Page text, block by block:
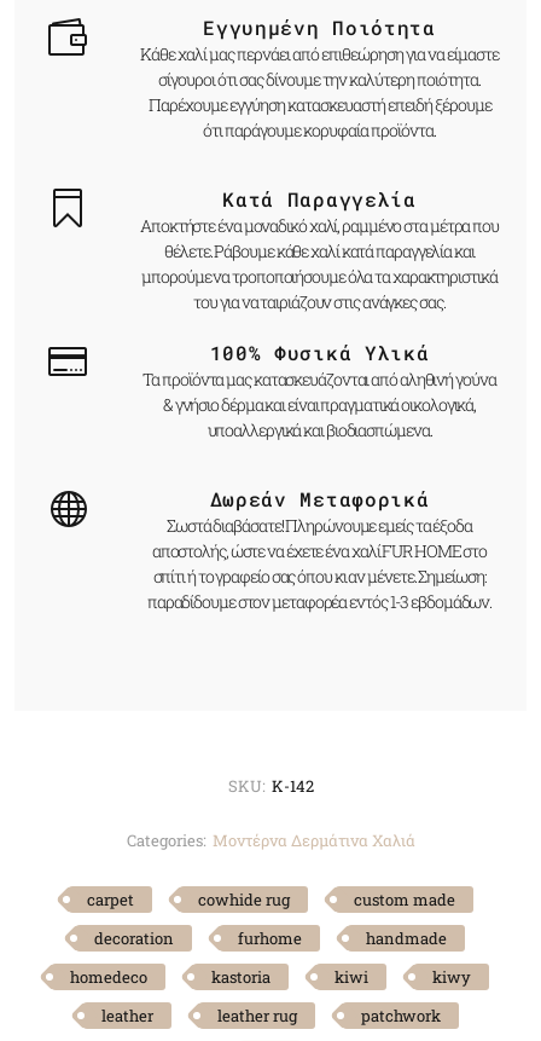
Εγγυημένη Ποιότητα
Κάθε χαλί μας περνάει από επιθεώρηση για να είμαστε
σίγουροι ότι σας δίνουμε την καλύτερη ποιότητα.
Παρέχουμε εγγύηση κατασκευαστή επειδή ξέρουμε
ότι παράγουμε κορυφαία προϊόντα.
Κατά Παραγγελία
Αποκτήστε ένα μοναδικό χαλί, ραμμένο στα μέτρα που
θέλετε. Ράβουμε κάθε χαλί κατά παραγγελία και
μπορούμε να τροποποιήσουμε όλα τα χαρακτηριστικά
του για να ταιριάζουν στις ανάγκες σας.
100% Φυσικά Υλικά
Τα προϊόντα μας κατασκευάζονται από αληθινή γούνα
& γνήσιο δέρμα και είναι πραγματικά οικολογικά,
υποαλλεργικά και βιοδιασπώμενα.
Δωρεάν Μεταφορικά
Σωστά διαβάσατε! Πληρώνουμε εμείς τα έξοδα
αποστολής, ώστε να έχετε ένα χαλί FUR HOME στο
σπίτι ή το γραφείο σας όπου κι αν μένετε. Σημείωση:
παραδίδουμε στον μεταφορέα εντός 1-3 εβδομάδων.
SKU: K-142
Categories: Μοντέρνα Δερμάτινα Χαλιά
carpet cowhide rug
custom made
decoration
furhome
handmade
homedeco
kastoria kiwi
kiwy
leather
leather rug
patchwork